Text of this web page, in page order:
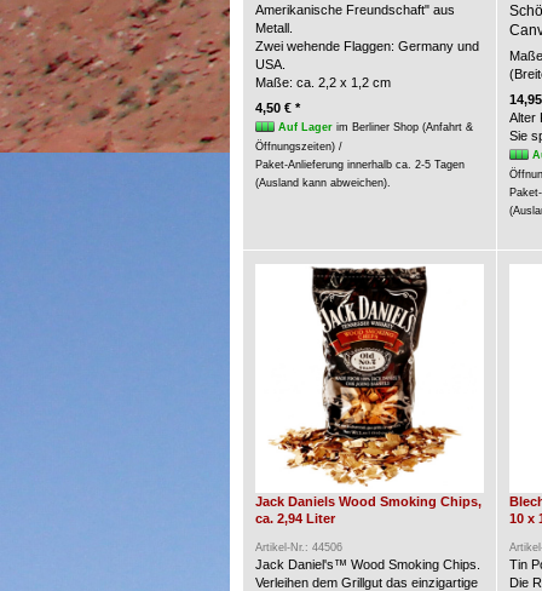
Amerikanische Freundschaft" aus
Metall.
Zwei wehende Flaggen: Germany und
USA.
Maße: ca. 2,2 x 1,2 cm
4,50 € *
Auf Lagerim Berliner Shop (Anfahrt &
Öffnungszeiten) /
Paket-Anlieferung innerhalb ca. 2-5 Tagen
(Ausland kann abweichen).
Alter
Sie
Jack Daniels Wood Smoking Chips,
ca. 2,94 Liter
Artikel-Nr.: 44506
Jack Daniel's™ Wood Smoking Chips.
Verleihen dem Grillgut das einzigartige
10 x
Tin
Die